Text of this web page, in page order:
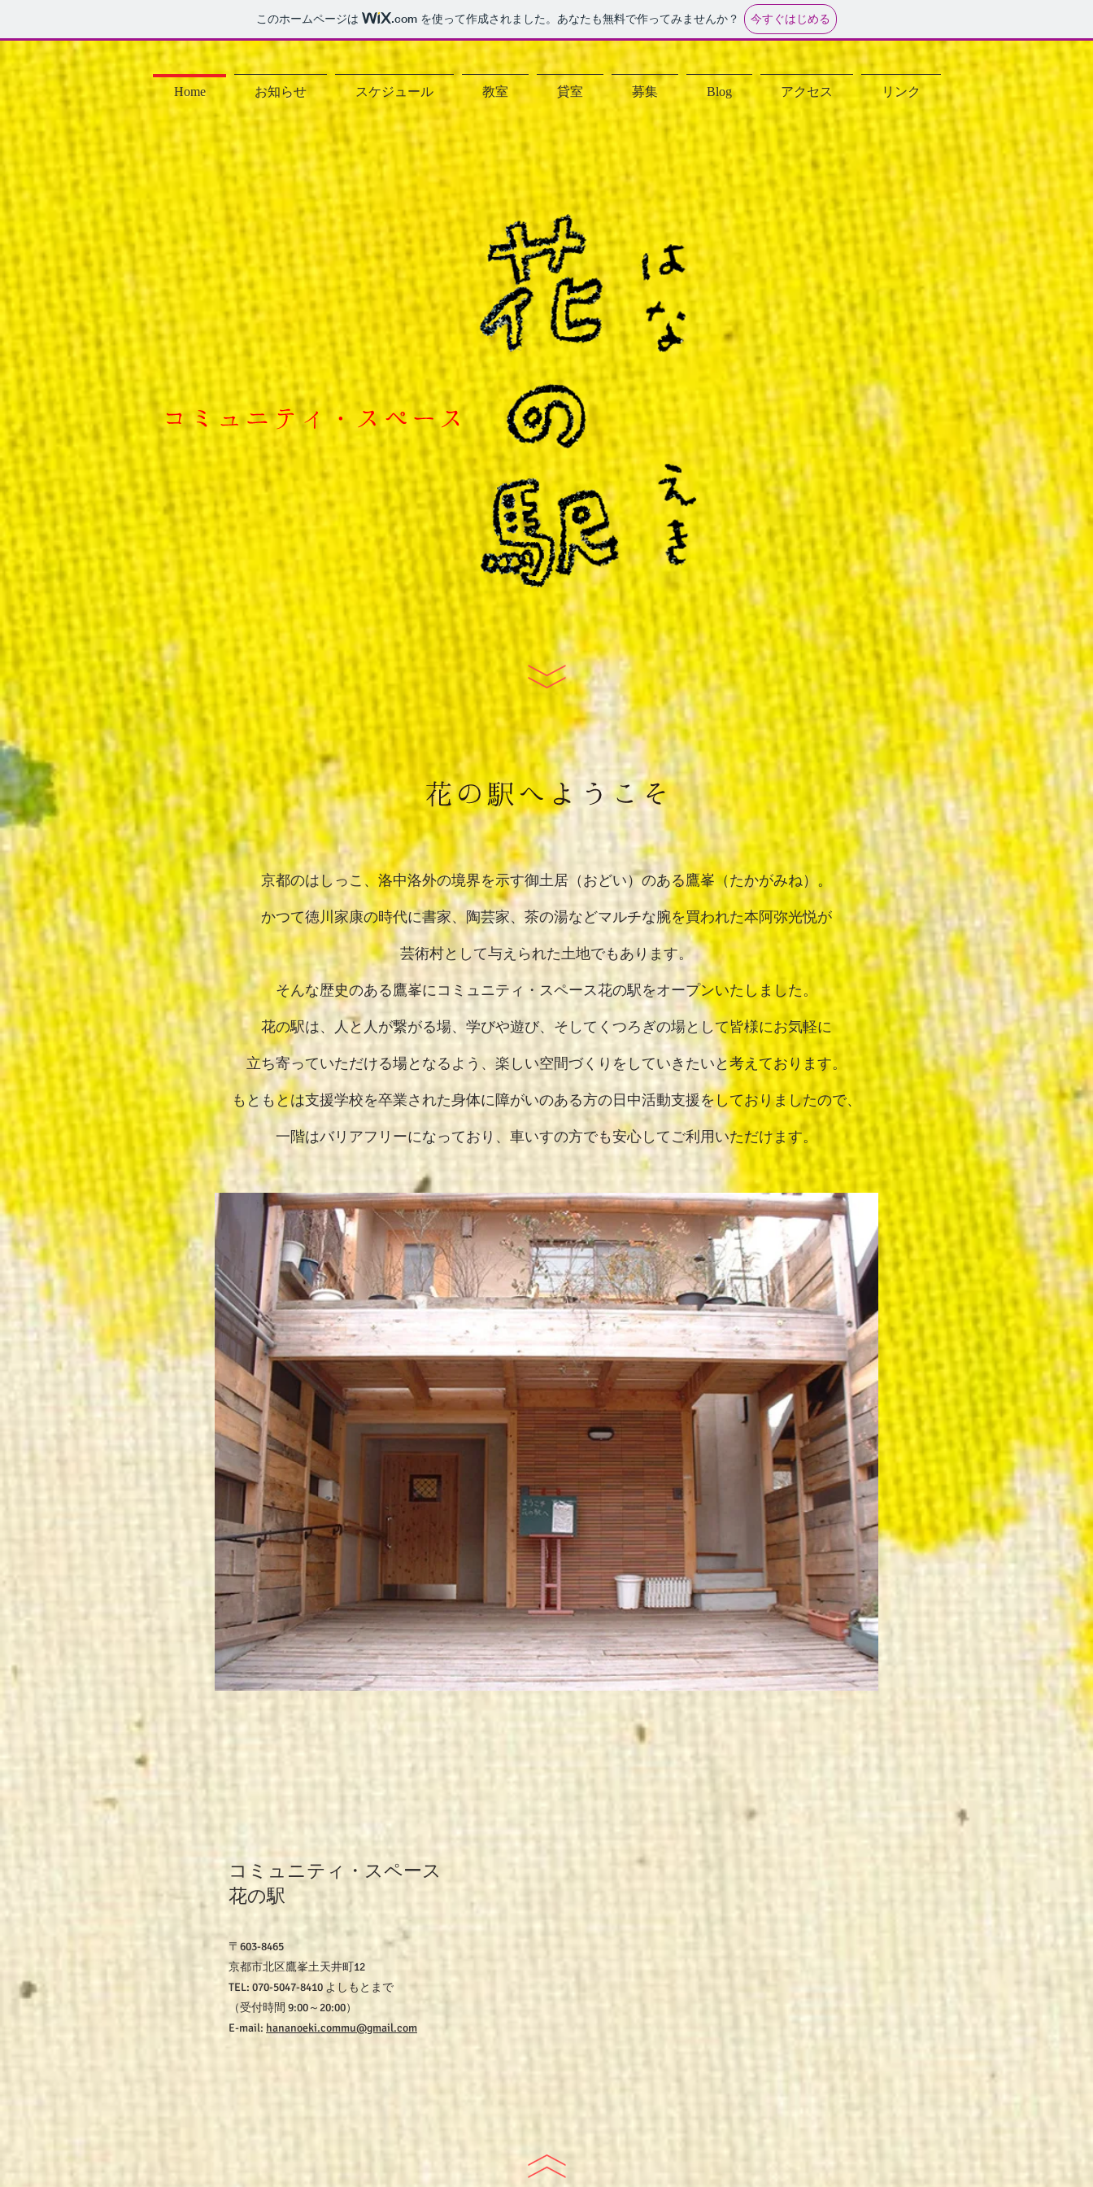
このホームページは .com を使って作成されました。あなたも無料で作ってみませんか？ 今すぐはじめる
Home お知らせ スケジュール 教室 貸室 募集 Blog アクセス リンク
コミュニティ・スペース
花の駅
〒603-8465
京都市北区鷹峯土天井町12
TEL: 070-5047-8410 よしもとまで
（受付時間 9:00～20:00）
E-mail: hananoeki.commu@gmail.com
京都のはしっこ、洛中洛外の境界を示す御土居（おどい）のある鷹峯（たかがみね）。
かつて徳川家康の時代に書家、陶芸家、茶の湯などマルチな腕を買われた本阿弥光悦が
芸術村として与えられた土地でもあります。
そんな歴史のある鷹峯にコミュニティ・スペース花の駅をオープンいたしました。
花の駅は、人と人が繋がる場、学びや遊び、そしてくつろぎの場として皆様にお気軽に
立ち寄っていただける場となるよう、楽しい空間づくりをしていきたいと考えております。
もともとは支援学校を卒業された身体に障がいのある方の日中活動支援をしておりましたので、
一階はバリアフリーになっており、車いすの方でも安心してご利用いただけます。